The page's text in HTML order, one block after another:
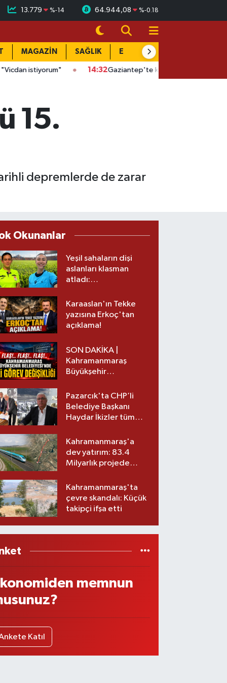
13.779 %-14 64.944,08 %-0.18
MAGAZİN SAĞLIK EĞİTİM
14:32 Gaziantep'te kaçak kazıya suçüstü: Evin altında
15.
depremlerde de zarar
Okunanlar
Yeşil sahaların dişi
aslanları klasman
atladı:
üst lige iki transfer!
Karaaslan'ın Tekke
yazısına Erkoç'tan
açıklama!
SON DAKİKA |
Kahramanmaraş
Büyükşehir
görev değişikliği!
Pazarcık'ta CHP’li
Belediye Başkanı
Haydar İkizler tüm
yeni partisi
Kahramanmaraş'a
dev yatırım: 83.4
Milyarlık projede
Kahramanmaraş'ta
çevre skandalı: Küçük
takipçi ifşa etti
memnun
Katıl